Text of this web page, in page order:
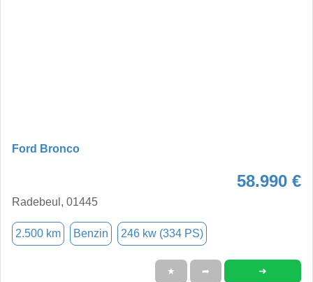
Ford Bronco
58.990 €
Radebeul, 01445
2.500 km Benzin 246 kw (334 PS)
★ ➦ ➜